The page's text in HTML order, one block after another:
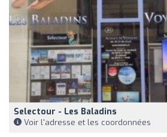
Selectour - Les Baladins
Voir l'adresse et les coordonnées